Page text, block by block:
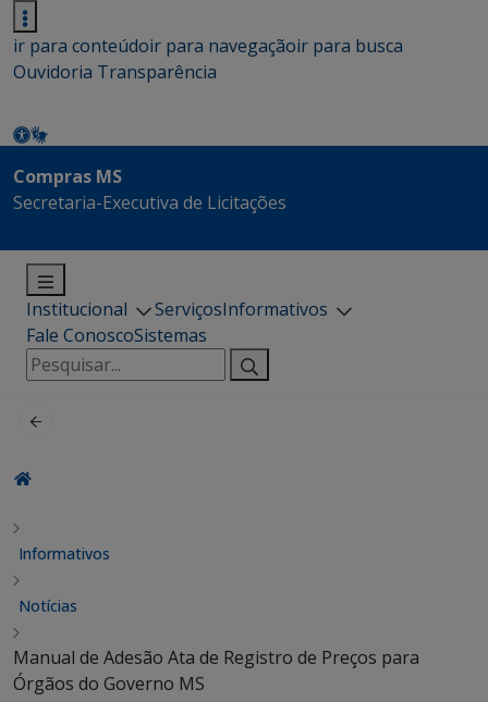
ir para conteúdoir para navegaçãoir para busca
Ouvidoria Transparência
Compras MS
Secretaria-Executiva de Licitações
Institucional ServiçosInformativos
Fale ConoscoSistemas
Pesquisar
por:
Informativos
Notícias
Manual de Adesão Ata de Registro de Preços para
Órgãos do Governo MS